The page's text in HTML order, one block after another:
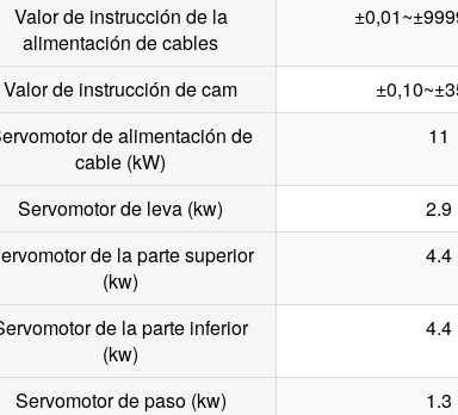
Valor de instrucción de la
alimentación de cables
Valor de instrucción de cam
de alimentación de
cable (kW)
11
Servomotor de leva (kw) 2.9
de la parte superior
(kw)
4.4
de la parte inferior
(kw)
4.4
Servomotor de paso (kw) 1.3